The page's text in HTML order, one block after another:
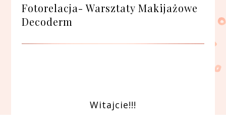
Fotorelacja- Warsztaty Makijażowe
Decoderm
Witajcie!!!